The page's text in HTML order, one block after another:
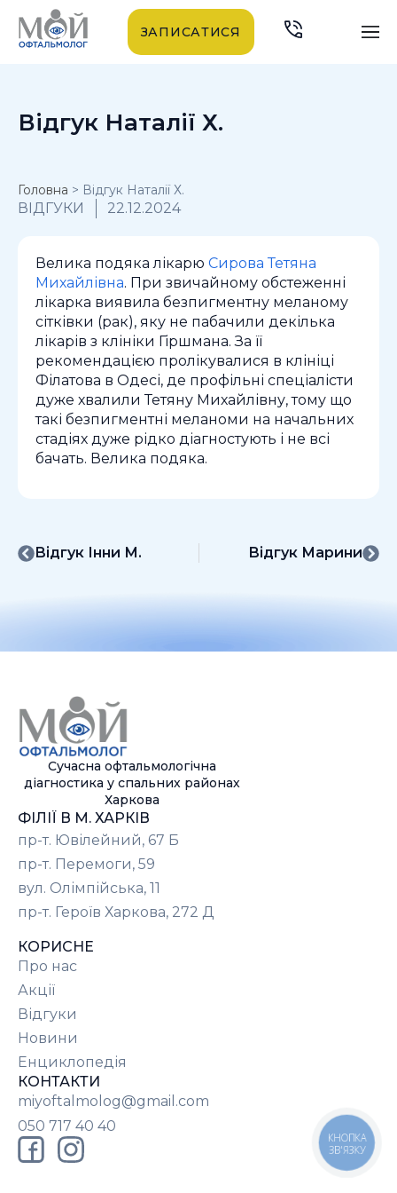
ЗАПИСАТИСЯ
Відгук Наталії Х.
Головна > Відгук Наталії Х.
ВІДГУКИ 22.12.2024
Велика подяка лікарю Сирова Тетяна
Михайлівна. При звичайному обстеженні
лікарка виявила безпигментну меланому
сітківки (рак), яку не пабачили декілька
лікарів з клініки Гіршмана. За її
рекомендацією пролікувалися в клініці
Філатова в Одесі, де профільні спеціалісти
дуже хвалили Тетяну Михайлівну, тому що
такі безпигментні меланоми на начальних
стадіях дуже рідко діагностують і не всі
бачать. Велика подяка.
Відгук Інни М. Відгук Марини
Сучасна офтальмологічна
діагностика у спальних районах
Харкова
ФІЛІЇ В М. ХАРКІВ
пр-т. Ювілейний, 67 Б
пр-т. Перемоги, 59
вул. Олімпійська, 11
пр-т. Героїв Харкова, 272 Д
КОРИСНЕ
Про нас
Акції
Відгуки
Новини
Енциклопедія
КОНТАКТИ
miyoftalmolog@gmail.com
050 717 40 40
КНОПКА
ЗВ'ЯЗКУ